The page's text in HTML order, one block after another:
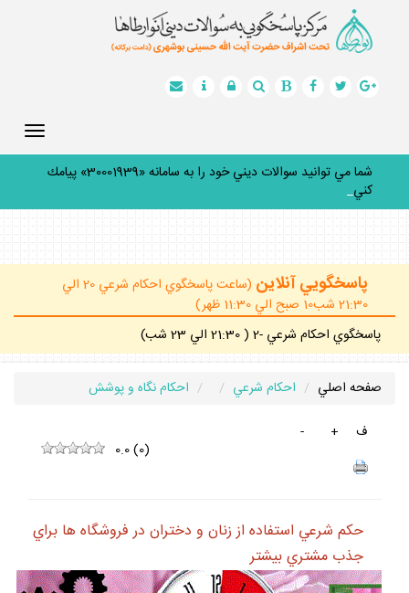
شما مي توانيد سوالات ديني خود را به سامانه «30001939» پيامك
كنيد.
پاسخگويي آنلاين
(ساعت پاسخگوي احكام شرعي 20 الي
21:30 شب10 صبح الي 11:30 ظهر)
پاسخگوي احكام شرعي -2 ( 21:30 الي 23 شب)
صفحه اصلي احكام شرعي
احكام نگاه و پوشش
ف
+
-
0.0(0)
حكم شرعي استفاده از زنان و دختران در فروشگاه ها براي
جذب مشتري بيشتر